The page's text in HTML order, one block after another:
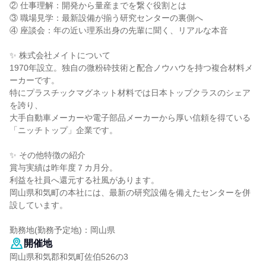
② 仕事理解：開発から量産までを繋ぐ役割とは
③ 職場見学：最新設備が揃う研究センターの裏側へ
④ 座談会：年の近い理系出身の先輩に聞く、リアルな本音
✨ 株式会社メイトについて
1970年設立。独自の微粉砕技術と配合ノウハウを持つ複合材料メ
ーカーです。
特にプラスチックマグネット材料では日本トップクラスのシェア
を誇り、
大手自動車メーカーや電子部品メーカーから厚い信頼を得ている
「ニッチトップ」企業です。
✨ その他特徴の紹介
賞与実績は昨年度７カ月分。
利益を社員へ還元する社風があります。
岡山県和気町の本社には、最新の研究設備を備えたセンターを併
設しています。
勤務地(勤務予定地)：岡山県
開催地
岡山県和気郡和気町佐伯526の3